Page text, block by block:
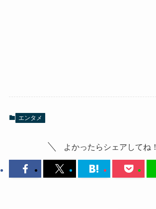
エンタメ
よかったらシェアしてね！